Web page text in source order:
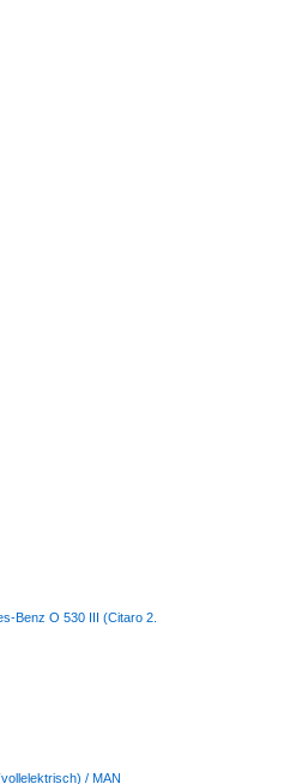
Benz O 530 III (Citaro 2.
/ MAN